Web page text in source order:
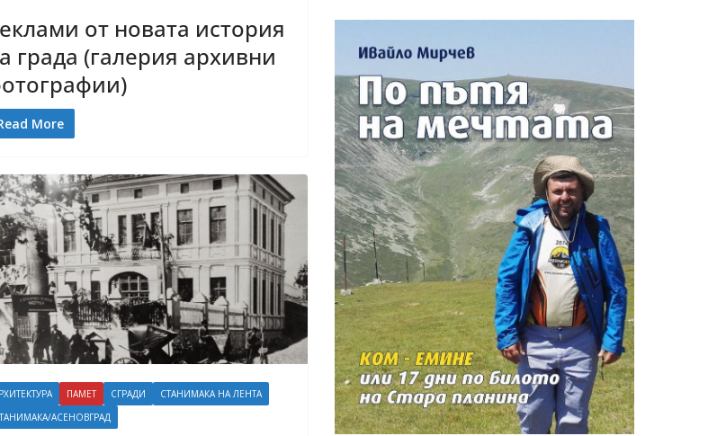
от новата история
града (галерия архивни
More
ПАМЕТ СГРАДИ
СТАНИМАКА НА ЛЕНТА
АСЕНОВГРАД